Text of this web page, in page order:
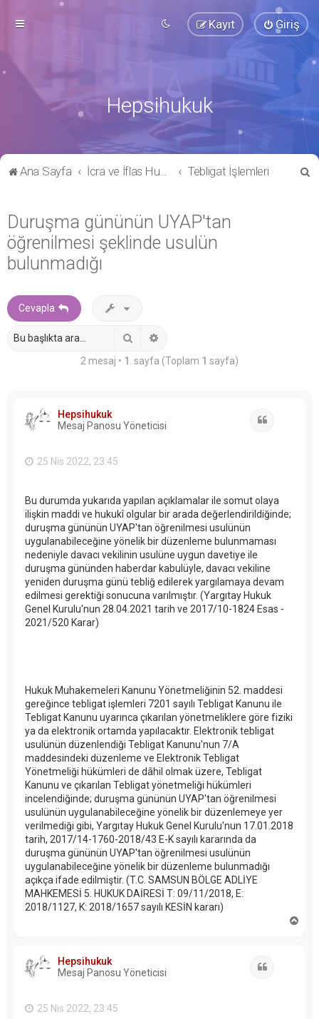
Giriş
Kayıt
Hepsihukuk
Ana Sayfa İcra ve İflas Hukuku Tebligat İşlemleri
Duruşma gününün UYAP'tan
öğrenilmesi şeklinde usulün
bulunmadığı
Cevapla
2 mesaj • 1 . sayfa (Toplam 1 sayfa)
Hepsihukuk
Mesaj Panosu Yöneticisi
25 Nis 2022, 23:45
Bu durumda yukarıda yapılan açıklamalar ile somut olaya
ilişkin maddi ve hukukî olgular bir arada değerlendirildiğinde;
duruşma gününün UYAP'tan öğrenilmesi usulünün
uygulanabileceğine yönelik bir düzenleme bulunmaması
nedeniyle davacı vekilinin usulüne uygun davetiye ile
duruşma gününden haberdar kabulüyle, davacı vekiline
yeniden duruşma günü tebliğ edilerek yargılamaya devam
edilmesi gerektiği sonucuna varılmıştır. (Yargıtay Hukuk
Genel Kurulu'nun 28.04.2021 tarih ve 2017/10-1824 Esas -
2021/520 Karar)
Hukuk Muhakemeleri Kanunu Yönetmeliğinin 52. maddesi
gereğince tebligat işlemleri 7201 sayılı Tebligat Kanunu ile
Tebligat Kanunu uyarınca çıkarılan yönetmeliklere göre fiziki
ya da elektronik ortamda yapılacaktır. Elektronik tebligat
usulünün düzenlendiği Tebligat Kanunu'nun 7/A
maddesindeki düzenleme ve Elektronik Tebligat
Yönetmeliği hükümleri de dâhil olmak üzere, Tebligat
Kanunu ve çıkarılan Tebligat yönetmeliği hükümleri
incelendiğinde; duruşma gününün UYAP'tan öğrenilmesi
usulünün uygulanabileceğine yönelik bir düzenlemeye yer
verilmediği gibi, Yargıtay Hukuk Genel Kurulu'nun 17.01.2018
tarih, 2017/14-1760-2018/43 E-K sayılı kararında da
duruşma gününün UYAP'tan öğrenilmesi usulünün
uygulanabileceğine yönelik bir düzenleme bulunmadığı
açıkça ifade edilmiştir. (T.C. SAMSUN BÖLGE ADLİYE
MAHKEMESİ 5. HUKUK DAİRESİ T: 09/11/2018, E:
2018/1127, K: 2018/1657 sayılı KESİN kararı)
Hepsihukuk
Mesaj Panosu Yöneticisi
25 Nis 2022, 23:45